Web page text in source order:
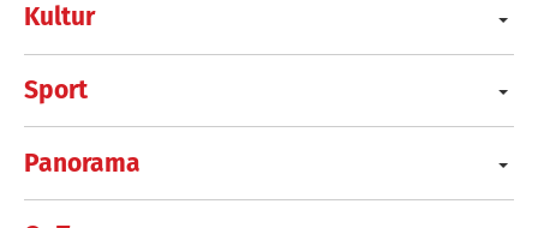
Kultur
Sport
Panorama